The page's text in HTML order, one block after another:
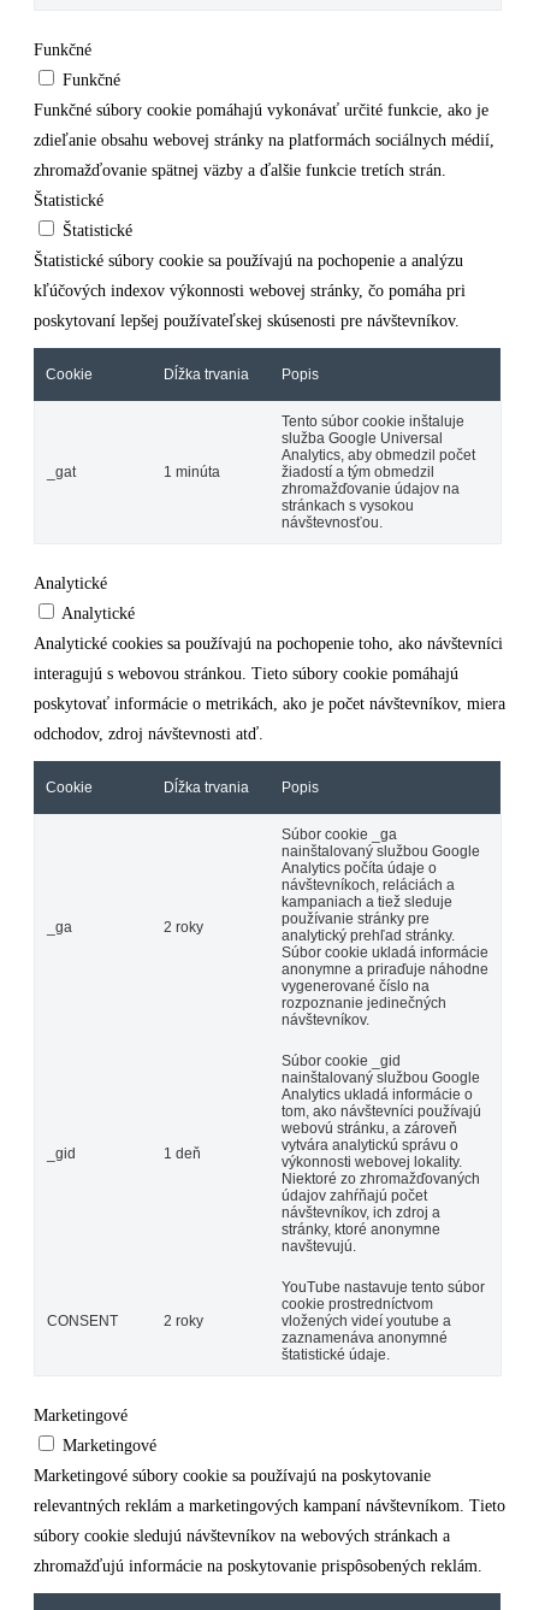
Funkčné
Funkčné
Funkčné súbory cookie pomáhajú vykonávať určité funkcie, ako je
zdieľanie obsahu webovej stránky na platformách sociálnych médií,
zhromažďovanie spätnej väzby a ďalšie funkcie tretích strán.
Štatistické
Štatistické
Štatistické súbory cookie sa používajú na pochopenie a analýzu
kľúčových indexov výkonnosti webovej stránky, čo pomáha pri
poskytovaní lepšej používateľskej skúsenosti pre návštevníkov.
Cookie Dĺžka trvania Popis
_gat 1 minúta
Tento súbor cookie inštaluje
služba Google Universal
Analytics, aby obmedzil počet
žiadostí a tým obmedzil
zhromažďovanie údajov na
stránkach s vysokou
návštevnosťou.
Analytické
Analytické
Analytické cookies sa používajú na pochopenie toho, ako návštevníci
interagujú s webovou stránkou. Tieto súbory cookie pomáhajú
poskytovať informácie o metrikách, ako je počet návštevníkov, miera
odchodov, zdroj návštevnosti atď.
Cookie Dĺžka trvania Popis
_ga 2 roky
Súbor cookie _ga
nainštalovaný službou Google
Analytics počíta údaje o
návštevníkoch, reláciách a
kampaniach a tiež sleduje
používanie stránky pre
analytický prehľad stránky.
Súbor cookie ukladá informácie
anonymne a priraďuje náhodne
vygenerované číslo na
rozpoznanie jedinečných
návštevníkov.
_gid 1 deň
Súbor cookie _gid
nainštalovaný službou Google
Analytics ukladá informácie o
tom, ako návštevníci používajú
webovú stránku, a zároveň
vytvára analytickú správu o
výkonnosti webovej lokality.
Niektoré zo zhromažďovaných
údajov zahŕňajú počet
návštevníkov, ich zdroj a
stránky, ktoré anonymne
navštevujú.
CONSENT 2 roky
YouTube nastavuje tento súbor
cookie prostredníctvom
vložených videí youtube a
zaznamenáva anonymné
štatistické údaje.
Marketingové
Marketingové
Marketingové súbory cookie sa používajú na poskytovanie
relevantných reklám a marketingových kampaní návštevníkom. Tieto
súbory cookie sledujú návštevníkov na webových stránkach a
zhromažďujú informácie na poskytovanie prispôsobených reklám.